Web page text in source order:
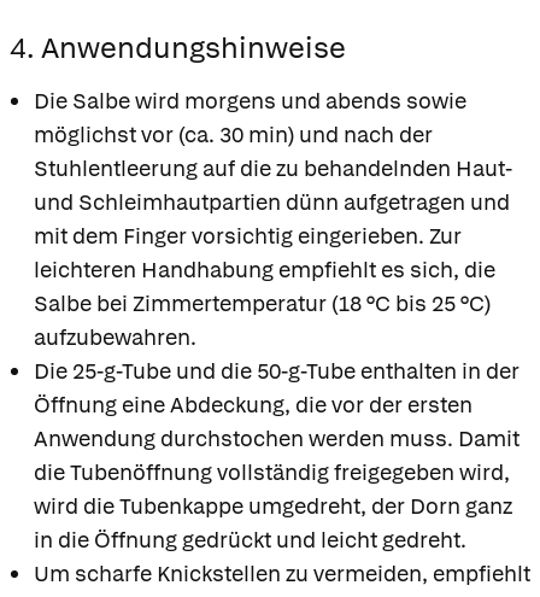
4. Anwendungshinweise
Die Salbe wird morgens und abends sowie
möglichst vor (ca. 30 min) und nach der
Stuhlentleerung auf die zu behandelnden Haut-
und Schleimhautpartien dünn aufgetragen und
mit dem Finger vorsichtig eingerieben. Zur
leichteren Handhabung empfiehlt es sich, die
Salbe bei Zimmertemperatur (18 °C bis 25 °C)
aufzubewahren.
Die 25-g-Tube und die 50-g-Tube enthalten in der
Öffnung eine Abdeckung, die vor der ersten
Anwendung durchstochen werden muss. Damit
die Tubenöffnung vollständig freigegeben wird,
wird die Tubenkappe umgedreht, der Dorn ganz
in die Öffnung gedrückt und leicht gedreht.
Um scharfe Knickstellen zu vermeiden, empfiehlt